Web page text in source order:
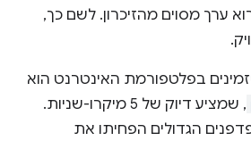
ערך מסוים מהזיכרון. לשם כך,
, שמציע דיוק של 5 מיקרו-שניות.
הגדולים הפחיתו את